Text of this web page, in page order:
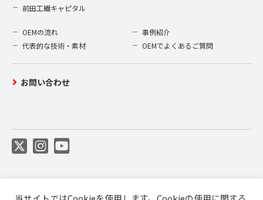
前田工繊キャピタル
OEMの流れ
事例紹介
代表的な技術・素材
OEMでよくあるご質問
お問い合わせ